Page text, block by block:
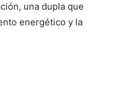
una dupla que
energético y la